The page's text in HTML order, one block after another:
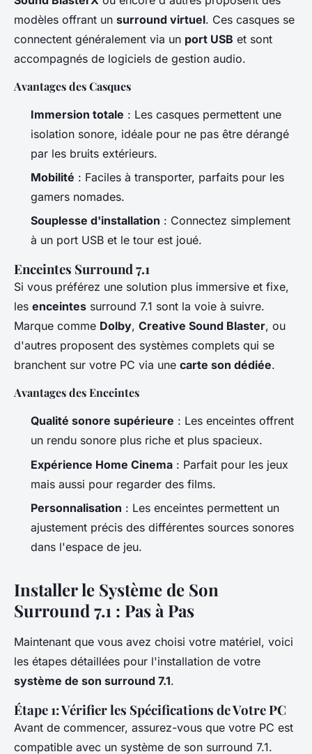
modèles offrant un surround virtuel. Ces casques se
connectent généralement via un port USB et sont
accompagnés de logiciels de gestion audio.
Avantages des Casques
Immersion totale : Les casques permettent une
isolation sonore, idéale pour ne pas être dérangé
par les bruits extérieurs.
Mobilité : Faciles à transporter, parfaits pour les
gamers nomades.
Souplesse d'installation : Connectez simplement
à un port USB et le tour est joué.
Enceintes Surround 7.1
Si vous préférez une solution plus immersive et fixe,
les enceintes surround 7.1 sont la voie à suivre.
Marque comme Dolby, Creative Sound Blaster, ou
d'autres proposent des systèmes complets qui se
branchent sur votre PC via une carte son dédiée.
Avantages des Enceintes
Qualité sonore supérieure : Les enceintes offrent
un rendu sonore plus riche et plus spacieux.
Expérience Home Cinema : Parfait pour les jeux
mais aussi pour regarder des films.
Personnalisation : Les enceintes permettent un
ajustement précis des différentes sources sonores
dans l'espace de jeu.
Installer le Système de Son
Surround 7.1 : Pas à Pas
Maintenant que vous avez choisi votre matériel, voici
les étapes détaillées pour l'installation de votre
système de son surround 7.1.
Étape 1: Vérifier les Spécifications de Votre PC
Avant de commencer, assurez-vous que votre PC est
compatible avec un système de son surround 7.1.